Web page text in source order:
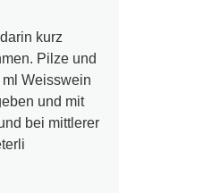
kurz
Pilze und
Weisswein
und mit
bei mittlerer